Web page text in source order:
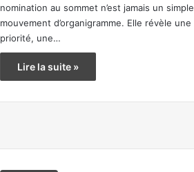
nomination au sommet n’est jamais un simple
mouvement d’organigramme. Elle révèle une
priorité, une…
Lire la suite »